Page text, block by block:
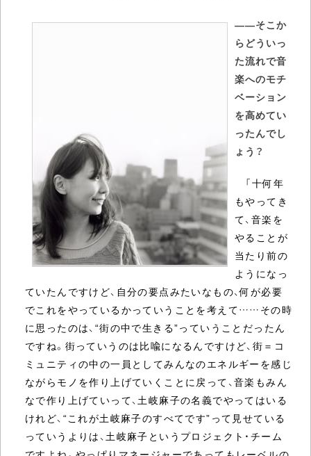
――そこか
らどういっ
た流れで音
楽へのモチ
ベーション
を高めてい
ったんでし
ょう？
「十何年
もやってき
て、音楽を
やることが
当たり前の
ようになっ
ていたんですけど、自分の要点みたいなもの、何が必要
でこれをやっているかっていうことを考えて……その時
に思ったのは、“街の中で生きる”っていうことだったん
ですね。街っていうのは比喩になるんですけど、街＝コ
ミュニティの中の一員としてみんなのエネルギーを感じ
ながらモノを作り上げていくことに戻って、音楽もみん
なで作り上げていって、土岐麻子の名義でやってはいる
けれど、“これが土岐麻子のすべてです”って見せている
っていうよりは、土岐麻子というプロジェクト・チーム